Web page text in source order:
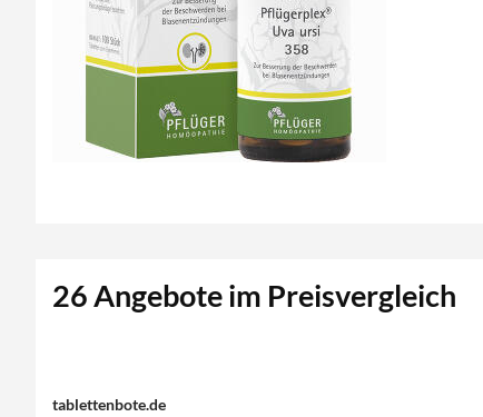
26 Angebote im Preisvergleich
tablettenbote.de